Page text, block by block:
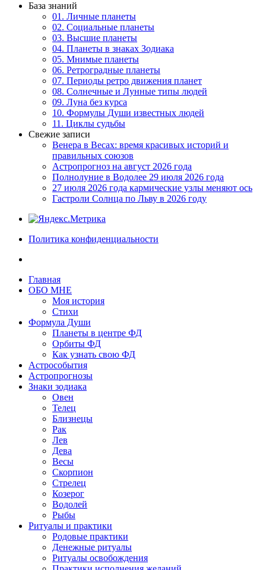
База знаний
01. Личные планеты
02. Социальные планеты
03. Высшие планеты
04. Планеты в знаках Зодиака
05. Мнимые планеты
06. Ретроградные планеты
07. Периоды ретро движения планет
08. Солнечные и Лунные типы людей
09. Луна без курса
10. Формулы Души известных людей
11. Циклы судьбы
Свежие записи
Венера в Весах: время красивых историй и
правильных союзов
Астропрогноз на август 2026 года
Полнолуние в Водолее 29 июля 2026 года
27 июля 2026 года кармические узлы меняют ось
Гастроли Солнца по Льву в 2026 году
Политика конфиденциальности
Главная
ОБО МНЕ
Моя история
Стихи
Формула Души
Планеты в центре ФД
Орбиты ФД
Как узнать свою ФД
Астрособытия
Астропрогнозы
Знаки зодиака
Овен
Телец
Близнецы
Рак
Лев
Дева
Весы
Скорпион
Стрелец
Козерог
Водолей
Рыбы
Ритуалы и практики
Родовые практики
Денежные ритуалы
Ритуалы освобождения